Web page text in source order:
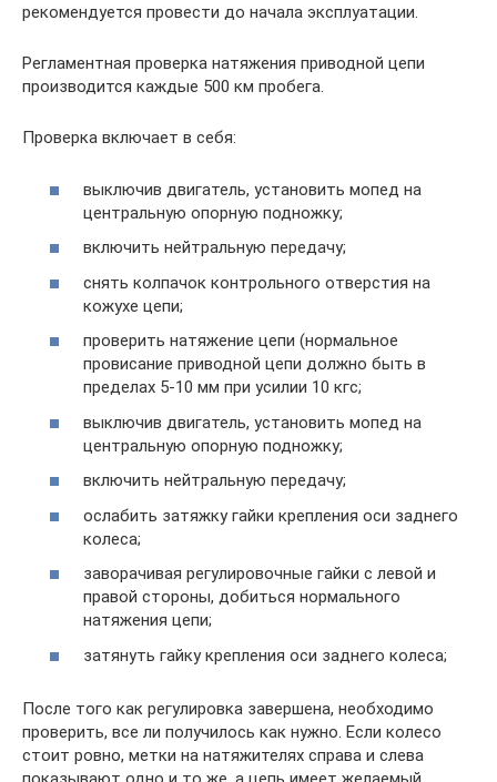
рекомендуется провести до начала эксплуатации.
Регламентная проверка натяжения приводной цепи
производится каждые 500 км пробега.
Проверка включает в себя:
выключив двигатель, установить мопед на
центральную опорную подножку;
включить нейтральную передачу;
снять колпачок контрольного отверстия на
кожухе цепи;
проверить натяжение цепи (нормальное
провисание приводной цепи должно быть в
пределах 5-10 мм при усилии 10 кгс;
выключив двигатель, установить мопед на
центральную опорную подножку;
включить нейтральную передачу;
ослабить затяжку гайки крепления оси заднего
колеса;
заворачивая регулировочные гайки с левой и
правой стороны, добиться нормального
натяжения цепи;
затянуть гайку крепления оси заднего колеса;
После того как регулировка завершена, необходимо
проверить, все ли получилось как нужно. Если колесо
стоит ровно, метки на натяжителях справа и слева